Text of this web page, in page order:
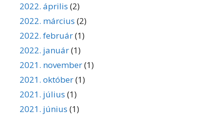
2022. április (2)
2022. március (2)
2022. február(1)
2022. január(1)
2021. november(1)
2021. október(1)
2021. július (1)
2021. június (1)